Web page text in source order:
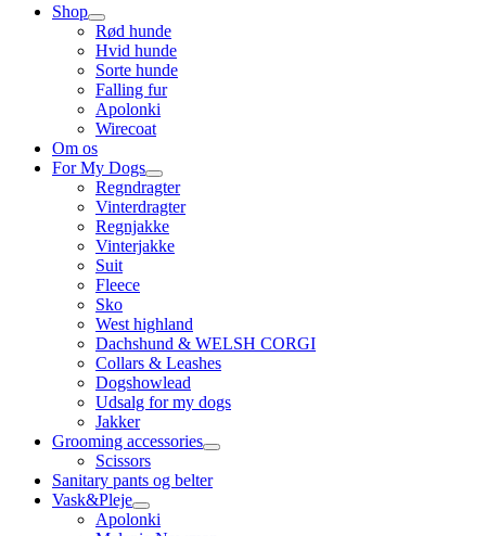
Shop
Rød hunde
Hvid hunde
Sorte hunde
Falling fur
Apolonki
Wirecoat
Om os
For My Dogs
Regndragter
Vinterdragter
Regnjakke
Vinterjakke
Suit
Fleece
Sko
West highland
Dachshund & WELSH CORGI
Collars & Leashes
Dogshowlead
Udsalg for my dogs
Jakker
Grooming accessories
Scissors
Sanitary pants og belter
Vask&Pleje
Apolonki